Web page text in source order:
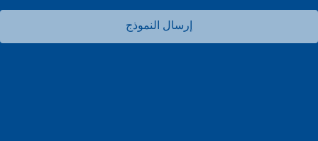
إرسال النموذج